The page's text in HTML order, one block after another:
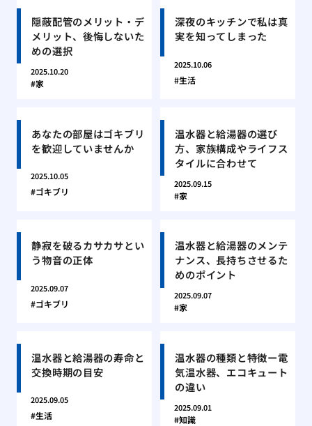
隠蔽配管のメリット・デ
メリット、後悔しないた
めの選択
2025.10.20
家
深夜のキッチンで私は真
実を知ってしまった
2025.10.06
生活
あなたの部屋はゴキブリ
を歓迎していませんか
2025.10.05
ゴキブリ
温水器と給湯器の選び
方、家族構成やライフス
タイルに合わせて
2025.09.15
家
静寂を破るカサカサとい
う物音の正体
2025.09.07
ゴキブリ
温水器と給湯器のメンテ
ナンス、長持ちさせるた
めのポイント
2025.09.07
家
温水器と給湯器の寿命と
交換時期の目安
2025.09.05
生活
温水器の種類と特徴ー電
気温水器、エコキュート
の違い
2025.09.01
知識